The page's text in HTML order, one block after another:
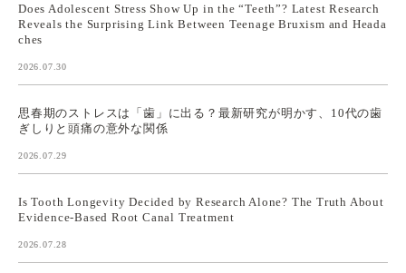
Does Adolescent Stress Show Up in the “Teeth”? Latest Research
Reveals the Surprising Link Between Teenage Bruxism and Heada
ches
2026.07.30
思春期のストレスは「歯」に出る？最新研究が明かす、10代の歯
ぎしりと頭痛の意外な関係
2026.07.29
Is Tooth Longevity Decided by Research Alone? The Truth About
Evidence-Based Root Canal Treatment
2026.07.28